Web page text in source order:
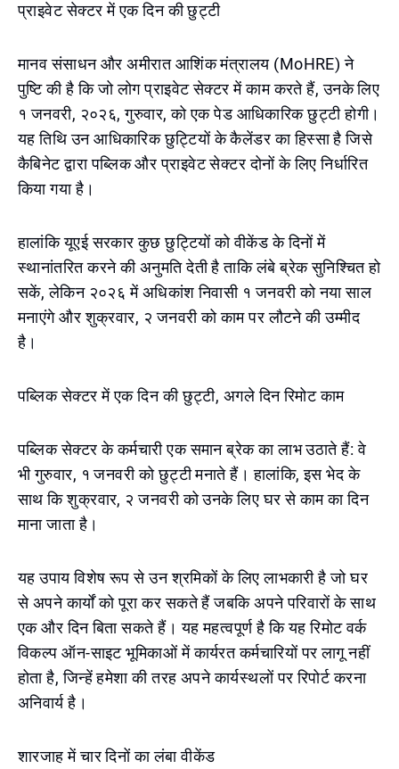
प्राइवेट सेक्टर में एक दिन की छुट्टी
मानव संसाधन और अमीरात आशिंक मंत्रालय (MoHRE) ने
पुष्टि की है कि जो लोग प्राइवेट सेक्टर में काम करते हैं, उनके लिए
१ जनवरी, २०२६, गुरुवार, को एक पेड आधिकारिक छुट्टी होगी।
यह तिथि उन आधिकारिक छुट्टियों के कैलेंडर का हिस्सा है जिसे
कैबिनेट द्वारा पब्लिक और प्राइवेट सेक्टर दोनों के लिए निर्धारित
किया गया है।
हालांकि यूएई सरकार कुछ छुट्टियों को वीकेंड के दिनों में
स्थानांतरित करने की अनुमति देती है ताकि लंबे ब्रेक सुनिश्चित हो
सकें, लेकिन २०२६ में अधिकांश निवासी १ जनवरी को नया साल
मनाएंगे और शुक्रवार, २ जनवरी को काम पर लौटने की उम्मीद
है।
पब्लिक सेक्टर में एक दिन की छुट्टी, अगले दिन रिमोट काम
पब्लिक सेक्टर के कर्मचारी एक समान ब्रेक का लाभ उठाते हैं: वे
भी गुरुवार, १ जनवरी को छुट्टी मनाते हैं। हालांकि, इस भेद के
साथ कि शुक्रवार, २ जनवरी को उनके लिए घर से काम का दिन
माना जाता है।
यह उपाय विशेष रूप से उन श्रमिकों के लिए लाभकारी है जो घर
से अपने कार्यों को पूरा कर सकते हैं जबकि अपने परिवारों के साथ
एक और दिन बिता सकते हैं। यह महत्वपूर्ण है कि यह रिमोट वर्क
विकल्प ऑन-साइट भूमिकाओं में कार्यरत कर्मचारियों पर लागू नहीं
होता है, जिन्हें हमेशा की तरह अपने कार्यस्थलों पर रिपोर्ट करना
अनिवार्य है।
शारजाह में चार दिनों का लंबा वीकेंड